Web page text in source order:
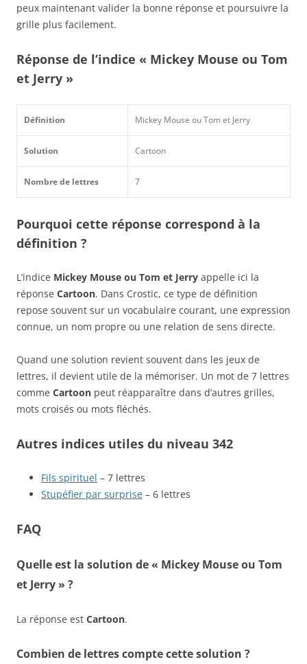
peux maintenant valider la bonne réponse et poursuivre la
grille plus facilement.
Réponse de l’indice « Mickey Mouse ou Tom
et Jerry »
Définition Mickey Mouse ou Tom et Jerry
Solution Cartoon
Nombre de lettres 7
Pourquoi cette réponse correspond à la
définition ?
L’indice Mickey Mouse ou Tom et Jerry appelle ici la
réponse Cartoon. Dans Crostic, ce type de définition
repose souvent sur un vocabulaire courant, une expression
connue, un nom propre ou une relation de sens directe.
Quand une solution revient souvent dans les jeux de
lettres, il devient utile de la mémoriser. Un mot de 7 lettres
comme Cartoon peut réapparaître dans d’autres grilles,
mots croisés ou mots fléchés.
Autres indices utiles du niveau 342
Fils spirituel – 7 lettres
Stupéfier par surprise – 6 lettres
FAQ
Quelle est la solution de « Mickey Mouse ou Tom
et Jerry » ?
La réponse est Cartoon.
Combien de lettres compte cette solution ?